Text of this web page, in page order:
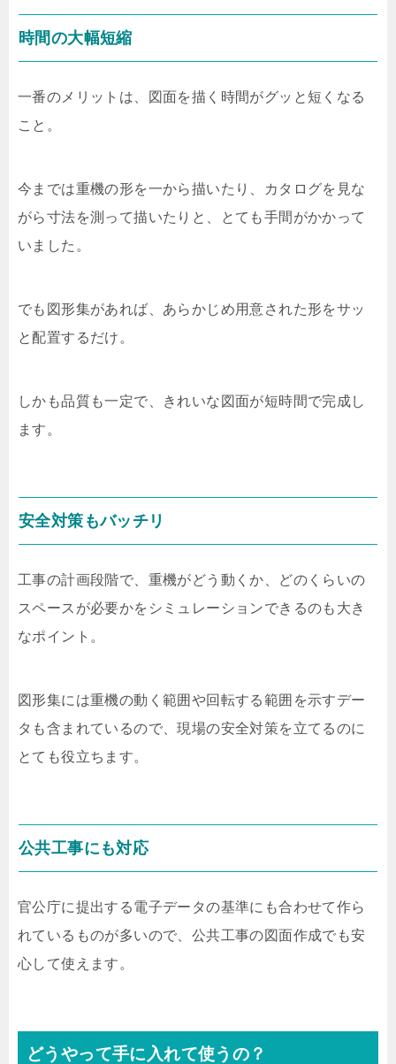
時間の大幅短縮
一番のメリットは、図面を描く時間がグッと短くなる
こと。
今までは重機の形を一から描いたり、カタログを見な
がら寸法を測って描いたりと、とても手間がかかって
いました。
でも図形集があれば、あらかじめ用意された形をサッ
と配置するだけ。
しかも品質も一定で、きれいな図面が短時間で完成し
ます。
安全対策もバッチリ
工事の計画段階で、重機がどう動くか、どのくらいの
スペースが必要かをシミュレーションできるのも大き
なポイント。
図形集には重機の動く範囲や回転する範囲を示すデー
タも含まれているので、現場の安全対策を立てるのに
とても役立ちます。
公共工事にも対応
官公庁に提出する電子データの基準にも合わせて作ら
れているものが多いので、公共工事の図面作成でも安
心して使えます。
どうやって手に入れて使うの？